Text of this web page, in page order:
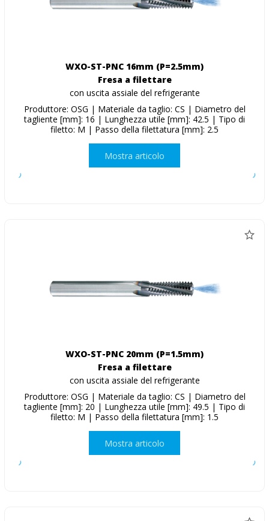
WXO-ST-PNC 16mm (P=2.5mm)
Fresa a filettare
con uscita assiale del refrigerante
Produttore: OSG | Materiale da taglio: CS | Diametro del
tagliente [mm]: 16 | Lunghezza utile [mm]: 42.5 | Tipo di
filetto: M | Passo della filettatura [mm]: 2.5
Mostra articolo
WXO-ST-PNC 20mm (P=1.5mm)
Fresa a filettare
con uscita assiale del refrigerante
Produttore: OSG | Materiale da taglio: CS | Diametro del
tagliente [mm]: 20 | Lunghezza utile [mm]: 49.5 | Tipo di
filetto: M | Passo della filettatura [mm]: 1.5
Mostra articolo